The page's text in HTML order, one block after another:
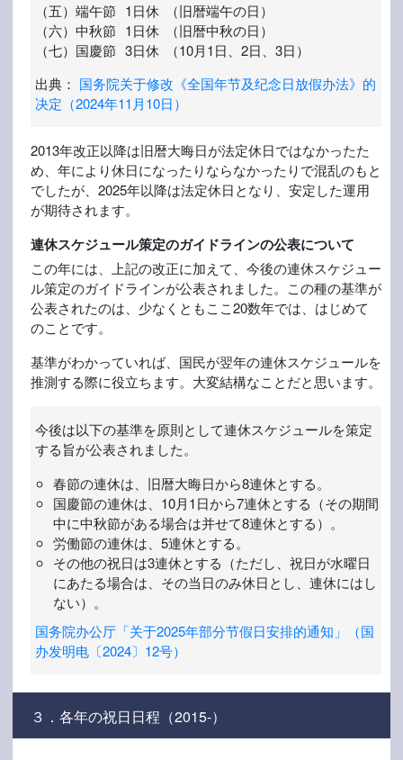
（五） 端午節 1日休
（旧暦端午の日）
（六） 中秋節 1日休
（旧暦中秋の日）
（七） 国慶節 3日休
（10月1日、2日、3日）
出典： 国务院关于修改《全国年节及纪念日放假办法》的
决定（2024年11月10日）
2013年改正以降は旧暦大晦日が法定休日ではなかったた
め、年により休日になったりならなかったりで混乱のもと
でしたが、2025年以降は法定休日となり、安定した運用
が期待されます。
連休スケジュール策定のガイドラインの公表について
この年には、上記の改正に加えて、今後の連休スケジュー
ル策定のガイドラインが公表されました。この種の基準が
公表されたのは、少なくともここ20数年では、はじめて
のことです。
基準がわかっていれば、国民が翌年の連休スケジュールを
推測する際に役立ちます。大変結構なことだと思います。
今後は以下の基準を原則として連休スケジュールを策定
する旨が公表されました。
春節の連休は、旧暦大晦日から8連休とする。
国慶節の連休は、10月1日から7連休とする（その期間
中に中秋節がある場合は并せて8連休とする）。
労働節の連休は、5連休とする。
その他の祝日は3連休とする（ただし、祝日が水曜日
にあたる場合は、その当日のみ休日とし、連休にはし
ない）。
国务院办公厅「关于2025年部分节假日安排的通知」（国
办发明电〔2024〕12号）
３．各年の祝日日程（2015-）